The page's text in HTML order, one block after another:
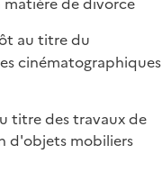
au titre du
cinématographiques
titre des travaux de
d'objets mobiliers